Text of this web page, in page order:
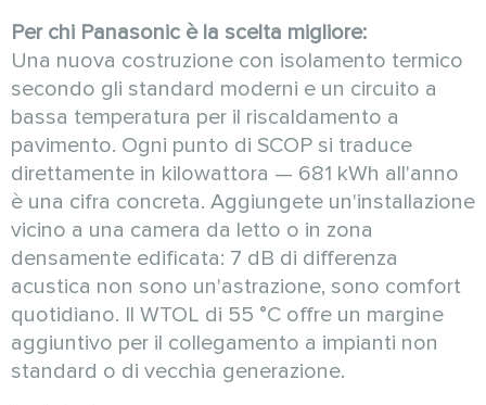
Per chi Panasonic è la scelta migliore:
Una nuova costruzione con isolamento termico
secondo gli standard moderni e un circuito a
bassa temperatura per il riscaldamento a
pavimento. Ogni punto di SCOP si traduce
direttamente in kilowattora — 681 kWh all'anno
è una cifra concreta. Aggiungete un'installazione
vicino a una camera da letto o in zona
densamente edificata: 7 dB di differenza
acustica non sono un'astrazione, sono comfort
quotidiano. Il WTOL di 55 °C offre un margine
aggiuntivo per il collegamento a impianti non
standard o di vecchia generazione.